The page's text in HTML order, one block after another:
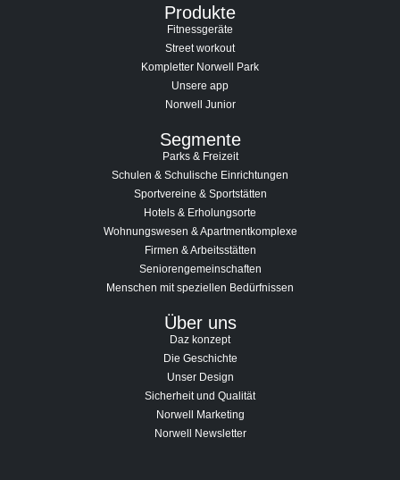
Produkte
Fitnessgeräte
Street workout
Kompletter Norwell Park
Unsere app
Norwell Junior
Segmente
Parks & Freizeit
Schulen & Schulische Einrichtungen
Sportvereine & Sportstätten
Hotels & Erholungsorte
Wohnungswesen & Apartmentkomplexe
Firmen & Arbeitsstätten
Seniorengemeinschaften
Menschen mit speziellen Bedürfnissen
Über uns
Daz konzept
Die Geschichte
Unser Design
Sicherheit und Qualität
Norwell Marketing
Norwell Newsletter